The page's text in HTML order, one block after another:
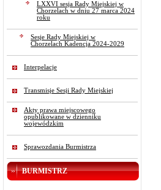
LXXVI sesja Rady Miejskiej w
Chorzelach w dniu 27 marca 2024
roku
Sesje Rady Miejskiej w
Chorzelach Kadencja 2024-2029
Interpelacje
Transmisje Sesji Rady Miejskiej
Akty prawa miejscowego
opublikowane w dzienniku
wojewódzkim
Sprawozdania Burmistrza
BURMISTRZ